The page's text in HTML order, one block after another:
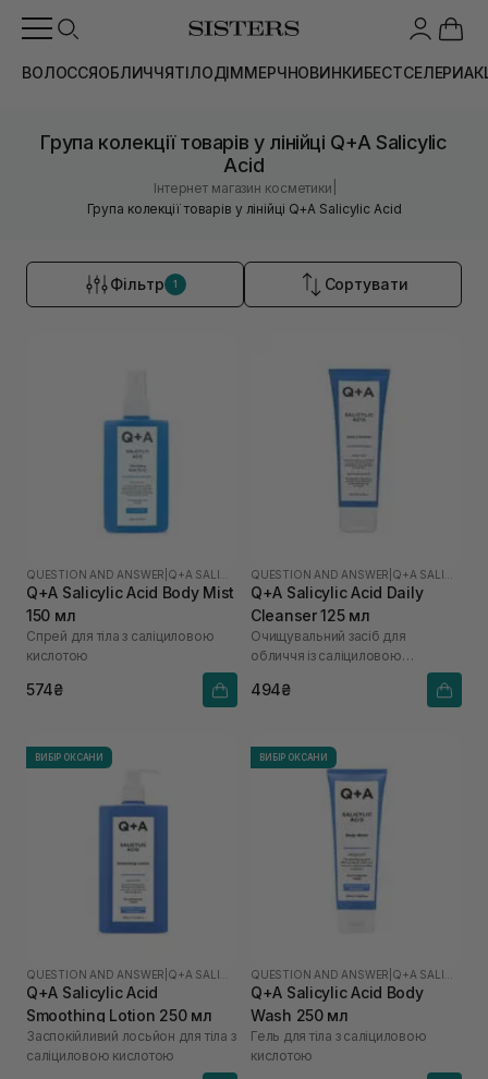
ВОЛОССЯОБЛИЧЧЯТІЛОДІММЕРЧНОВИНКИБЕСТСЕЛЕРИ
Група колекції товарів у лінійці Q+A Salicylic
Acid
Інтернет магазин косметики
Група колекції товарів у лінійці Q+A Salicylic Acid
Фільтр 1 Сортувати
QUESTION AND ANSWER
Q+A Salicylic Acid Body Mist
150 мл
Спрей для тіла з саліциловою
кислотою
574₴
QUESTION AND ANSWER
Q+A Salicylic Acid Daily
Cleanser 125 мл
Очищувальний засіб для
обличчя із саліциловою
494₴
ВИБІР ОКСАНИ
QUESTION AND ANSWER
Q+A Salicylic Acid
Smoothing Lotion 250 мл
Заспокійливий лосьйон для тіла з
саліциловою кислотою
ВИБІР ОКСАНИ
QUESTION AND ANSWER
Q+A Salicylic Acid Body
Wash 250 мл
Гель для тіла з саліциловою
кислотою